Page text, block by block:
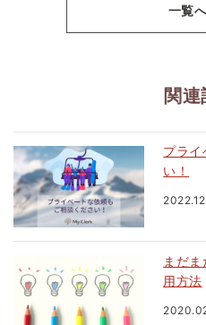
一覧
関
プライ
い！
まだ
用方法